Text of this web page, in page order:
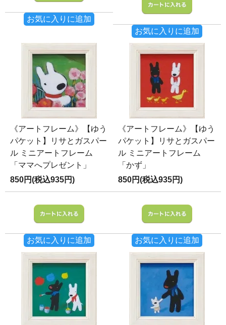
お気に入りに追加
お気に入りに追加
《アートフレーム》【ゆう
パケット】リサとガスパー
ル ミニアートフレーム
「ママへプレゼント」
850円(税込935円)
お気に入りに追加
《アートフレーム》【ゆう
パケット】リサとガスパー
ル ミニアートフレーム
「かず」
850円(税込935円)
お気に入りに追加